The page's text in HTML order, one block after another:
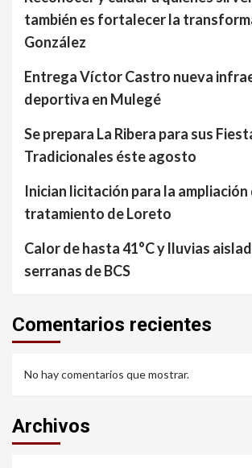
también es fortalecer la
González
Entrega Víctor Castro nueva
deportiva en Mulegé
Se prepara La Ribera para sus
Tradicionales éste agosto
Inician licitación para la
tratamiento de Loreto
Calor de hasta 41°C y lluvias
serranas de BCS
Comentarios recientes
No hay comentarios que mostrar.
Archivos